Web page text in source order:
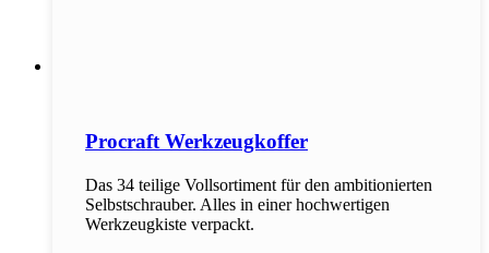
Procraft Werkzeugkoffer
Das 34 teilige Vollsortiment für den ambitionierten
Selbstschrauber. Alles in einer hochwertigen
Werkzeugkiste verpackt.